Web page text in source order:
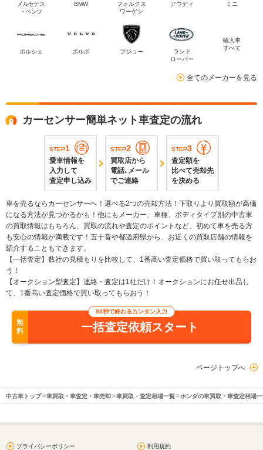
メルセデス
・ベンツ
BMW
フォルクス
ワーゲン
アウディ ミニ
ポルシェ ボルボ プジョー
ランド
ローバー
輸入車
すべて
全てのメーカーを見る
カーセンサー簡単ネット車査定の流れ
STEP1
愛車情報を
入力して
査定申し込み
STEP2
買取店から
電話､メール
でご連絡
STEP3
査定額を
比べて売却先
を決める
車を売るならカーセンサーへ！選べる2つの売却方法！下取りより買取額が高価
になる方法が見つかるかも！他にもメーカー、車種、ボディタイプ別の中古車
の買取情報はもちろん、買取の流れや査定のポイントなど、初めて車を売る方
も安心の情報が満載です！五十音や都道府県から、お近くの買取店舗の情報を
紹介することもできます。
【一括査定】数社の見積もりを比較して、1番高い査定価格で買い取ってもらお
う！
【オークション型査定】連絡・査定は1社だけ！オークションにお任せ出品し
て、1番高い査定価格で買い取ってもらおう！
無
料
90秒で終わるカンタン入力
一括査定依頼スタート
ページトップへ
中古車トップ 車買取・車査定・車売却 車買取・査定相場一覧 ホンダの車買取・車査定相場
プライバシーポリシー 利用規約